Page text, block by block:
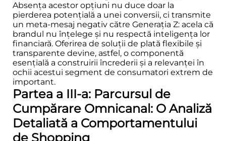
Absența acestor opțiuni nu duce doar la
pierderea potențială a unei conversii, ci transmite
un meta-mesaj negativ către Generația Z: acela că
brandul nu înțelege și nu respectă inteligența lor
financiară. Oferirea de soluții de plată flexibile și
transparente devine, astfel, o componentă
esențială a construirii încrederii și a relevanței în
ochii acestui segment de consumatori extrem de
important.
Partea a III-a: Parcursul de
Cumpărare Omnicanal: O Analiză
Detaliată a Comportamentului
de Shopping